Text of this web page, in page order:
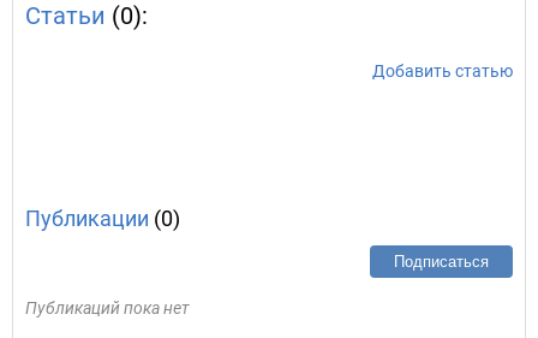
Статьи (0):
Добавить статью
Публикации (0)
Подписаться
Публикаций пока нет